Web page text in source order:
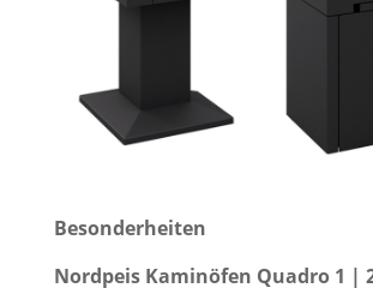
Besonderheiten
Nordpeis Kaminöfen Quadro 1 |